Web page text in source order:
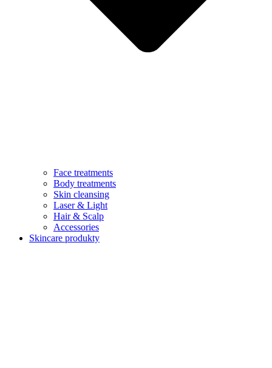
Face treatments
Body treatments
Skin cleansing
Laser & Light
Hair & Scalp
Accessories
Skincare produkty